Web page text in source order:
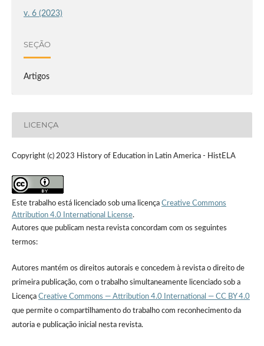
v. 6 (2023)
SEÇÃO
Artigos
LICENÇA
Copyright (c) 2023 History of Education in Latin America - HistELA
Este trabalho está licenciado sob uma licença Creative Commons
Attribution 4.0 International License.
Autores que publicam nesta revista concordam com os seguintes
termos:
Autores mantém os direitos autorais e concedem à revista o direito de
primeira publicação, com o trabalho simultaneamente licenciado sob a
Licença Creative Commons — Attribution 4.0 International — CC BY 4.0
que permite o compartilhamento do trabalho com reconhecimento da
autoria e publicação inicial nesta revista.